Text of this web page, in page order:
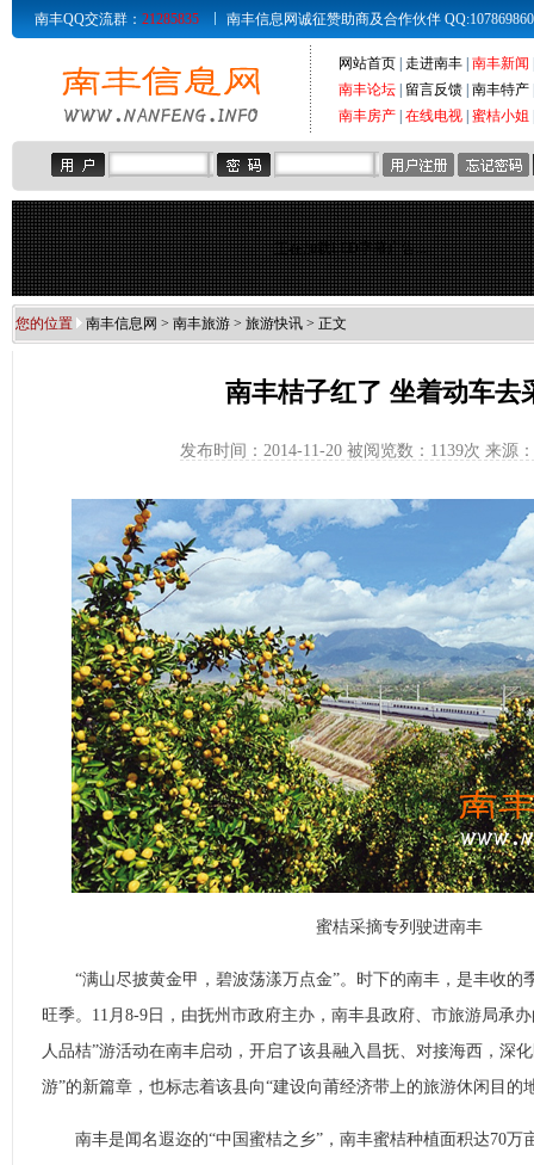
南丰QQ交流群： 21285835 南丰信息网诚征赞助商及合作伙伴
网站首页 走进南丰 南丰新闻
南丰论坛
留言反馈 南丰特产
南丰房产 在线电视 蜜桔小姐
正在加载LED字幕广告...
您的位置 南丰信息网 > 南丰旅游 > 旅游快讯 > 正文
南丰桔子红了 坐着动车去
发布时间：2014-11-20 被阅览数： 1139次 来源：
蜜桔采摘专列驶进南丰
“满山尽披黄金甲，碧波荡漾万点金”。时下的南丰，是丰收的
旺季。11月8-9日，由抚州市政府主办，南丰县政府、市旅游局承办
人品桔”游活动在南丰启动，开启了该县融入昌抚、对接海西，深
游”的新篇章，也标志着该县向“建设向莆经济带上的旅游休闲目的
南丰是闻名遐迩的“中国蜜桔之乡”，南丰蜜桔种植面积达70万